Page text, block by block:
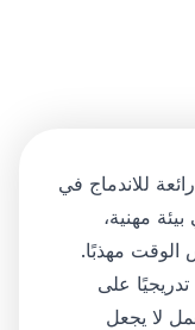
للاندماج في
مهنية،
الوقت مهذبًا.
تدريجيًا على
لا يجعل